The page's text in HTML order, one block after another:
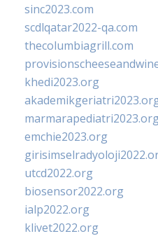
sinc2023.com
scdlqatar2022-qa.com
thecolumbiagrill.com
khedi2023.org
emchie2023.org
utcd2022.org
biosensor2022.org
ialp2022.org
klivet2022.org